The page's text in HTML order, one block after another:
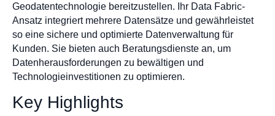
Geodatentechnologie bereitzustellen. Ihr Data Fabric-
Ansatz integriert mehrere Datensätze und gewährleistet
so eine sichere und optimierte Datenverwaltung für
Kunden. Sie bieten auch Beratungsdienste an, um
Datenherausforderungen zu bewältigen und
Technologieinvestitionen zu optimieren.
Key Highlights